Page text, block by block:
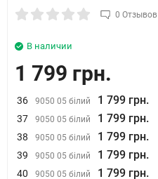
0 Отзывов
В наличии
1 799 грн.
36 9050 05 білий 1 799 грн.
37 9050 05 білий 1 799 грн.
38 9050 05 білий 1 799 грн.
39 9050 05 білий 1 799 грн.
40 9050 05 білий 1 799 грн.